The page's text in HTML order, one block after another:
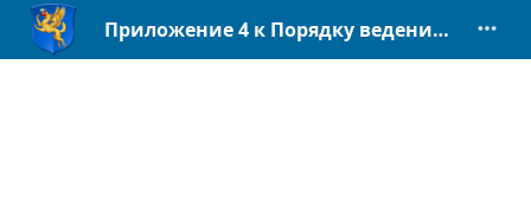
Приложение 4 к Порядку ведения реестра операторов курортного сбора.pdf